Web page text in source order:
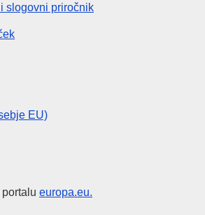
slogovni priročnik
EU)
europa.eu.